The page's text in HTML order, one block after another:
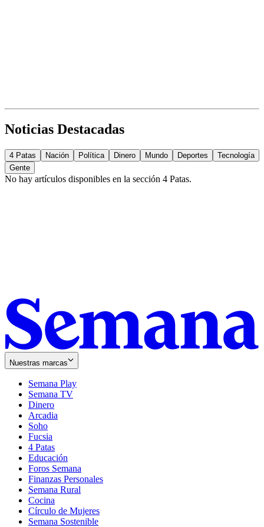
Noticias Destacadas
4 Patas Nación Política Dinero Mundo Deportes
Tecnología
Gente
No hay artículos disponibles en la sección 4 Patas.
Nuestras marcas
Semana Play
Semana TV
Dinero
Arcadia
Soho
in
new
window
Fucsia
in
new
window
4 Patas
Educación
Foros Semana
Finanzas Personales
Semana Rural
Cocina
Círculo de Mujeres
Semana Sostenible